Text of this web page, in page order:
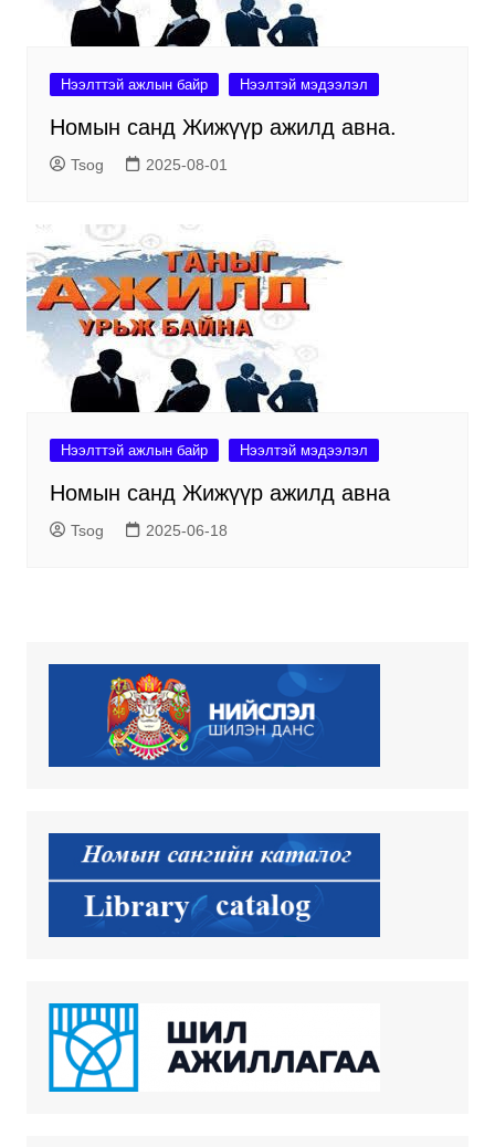
Нээлттэй ажлын байр Нээлтэй мэдээлэл
Номын санд Жижүүр ажилд авна.
Tsog 2025-08-01
Нээлттэй ажлын байр Нээлтэй мэдээлэл
Номын санд Жижүүр ажилд авна
Tsog 2025-06-18